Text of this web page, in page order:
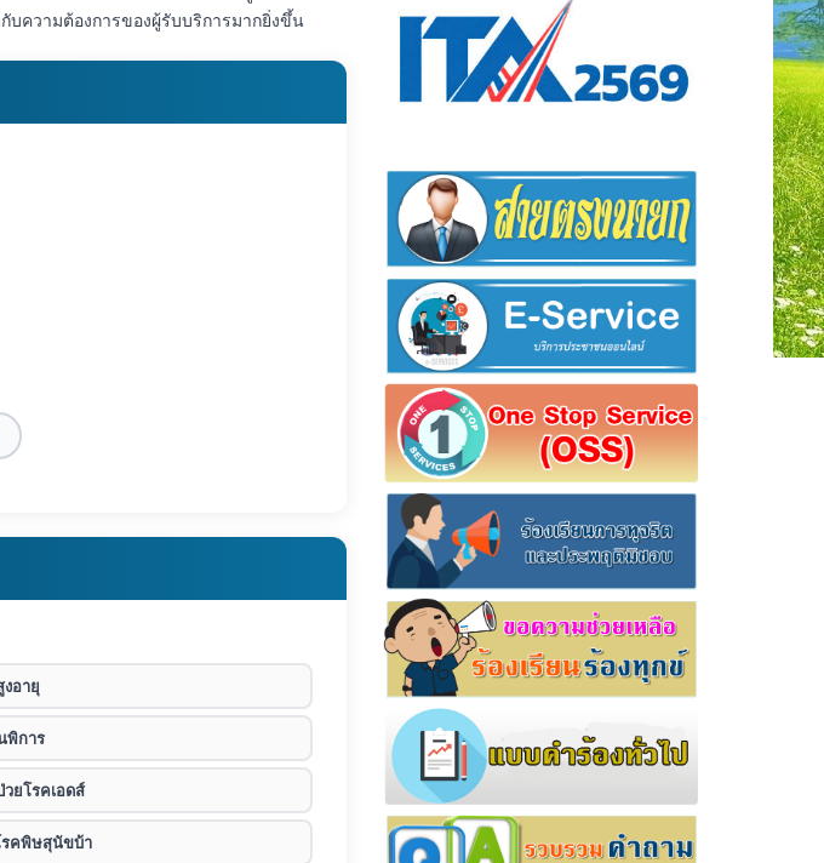
บความต้องการของผู้รับบริการมากยิ่งขึ้น
อายุ
พิการ
ยโรคเอดส์
คพิษสุนัขบ้า